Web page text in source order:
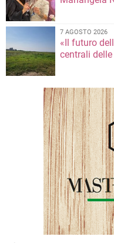
7 AGOSTO 2026
«Il futuro
centrali